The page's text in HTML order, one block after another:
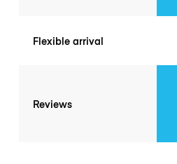
Flexible arrival
Reviews